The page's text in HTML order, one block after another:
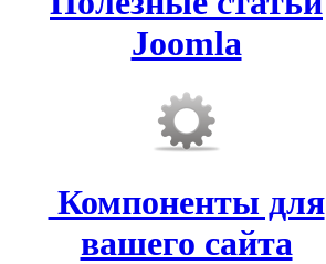
Joomla
Компоненты для
вашего сайта